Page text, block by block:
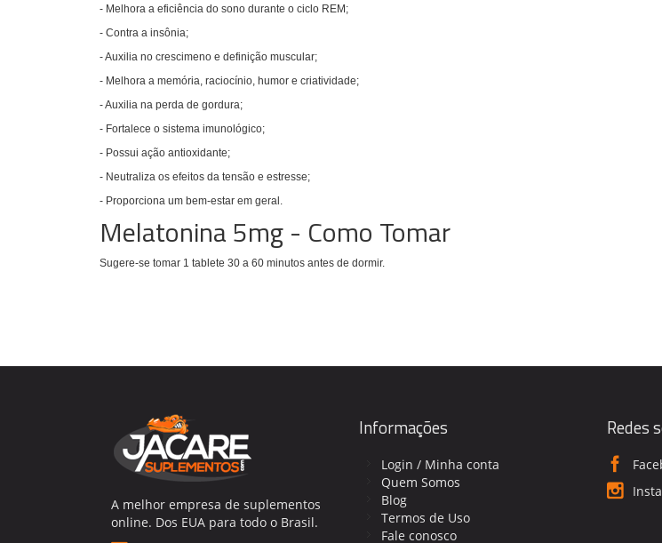
- Melhora a eficiência do sono durante o ciclo REM;
- Contra a insônia;
- Auxilia no crescimeno e definição muscular;
- Melhora a memória, raciocínio, humor e criatividade;
- Auxilia na perda de gordura;
- Fortalece o sistema imunológico;
- Possui ação antioxidante;
- Neutraliza os efeitos da tensão e estresse;
- Proporciona um bem-estar em geral.
Melatonina 5mg - Como Tomar
Sugere-se tomar 1 tablete 30 a 60 minutos antes de dormir.
A melhor empresa de suplementos
online. Dos EUA para todo o Brasil.
Informações
Login / Minha conta
Quem Somos
Blog
Termos de Uso
Fale conosco
Redes